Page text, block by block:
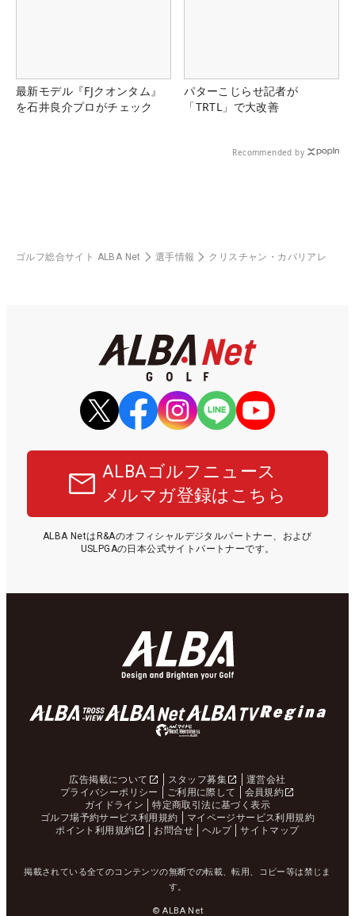
最新モデル『FJクオンタム』
を石井良介プロがチェック
パターこじらせ記者が
「TRTL」で大改善
Recommended by
ゴルフ総合サイト ALBA Net 選手情報 クリスチャン・カバリアレ
ALBAゴルフニュース
メルマガ登録はこちら
ALBA NetはR&Aのオフィシャルデジタルパートナー、および
USLPGAの日本公式サイトパートナーです。
広告掲載について スタッフ募集
運営会社
プライバシーポリシー
ご利用に際して
会員規約
ガイドライン
特定商取引法に基づく表示
ゴルフ場予約サービス利用規約
マイページサービス利用規約
ポイント利用規約
お問合せ ヘルプ サイトマップ
掲載されている全てのコンテンツの無断での転載、転用、コピー等は禁じま
す。
© ALBA Net